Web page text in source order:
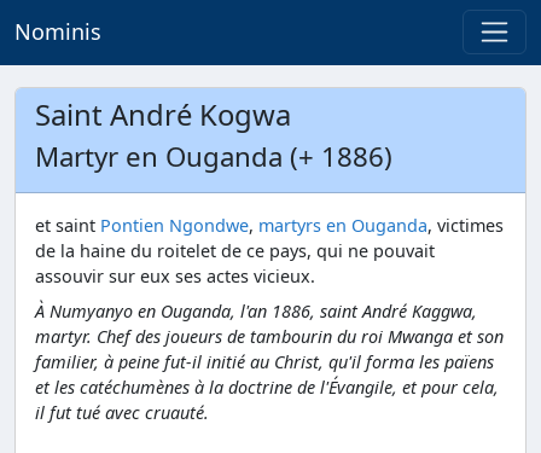
Nominis
Saint André Kogwa
Martyr en Ouganda (+ 1886)
et saint Pontien Ngondwe, martyrs en Ouganda, victimes
de la haine du roitelet de ce pays, qui ne pouvait
assouvir sur eux ses actes vicieux.
À Numyanyo en Ouganda, l'an 1886, saint André Kaggwa,
martyr. Chef des joueurs de tambourin du roi Mwanga et son
familier, à peine fut-il initié au Christ, qu'il forma les païens
et les catéchumènes à la doctrine de l'Évangile, et pour cela,
il fut tué avec cruauté.